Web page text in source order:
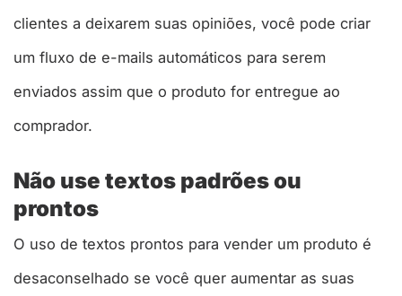
clientes a deixarem suas opiniões, você pode criar
um fluxo de e-mails automáticos para serem
enviados assim que o produto for entregue ao
comprador.
Não use textos padrões ou
prontos
O uso de textos prontos para vender um produto é
desaconselhado se você quer aumentar as suas